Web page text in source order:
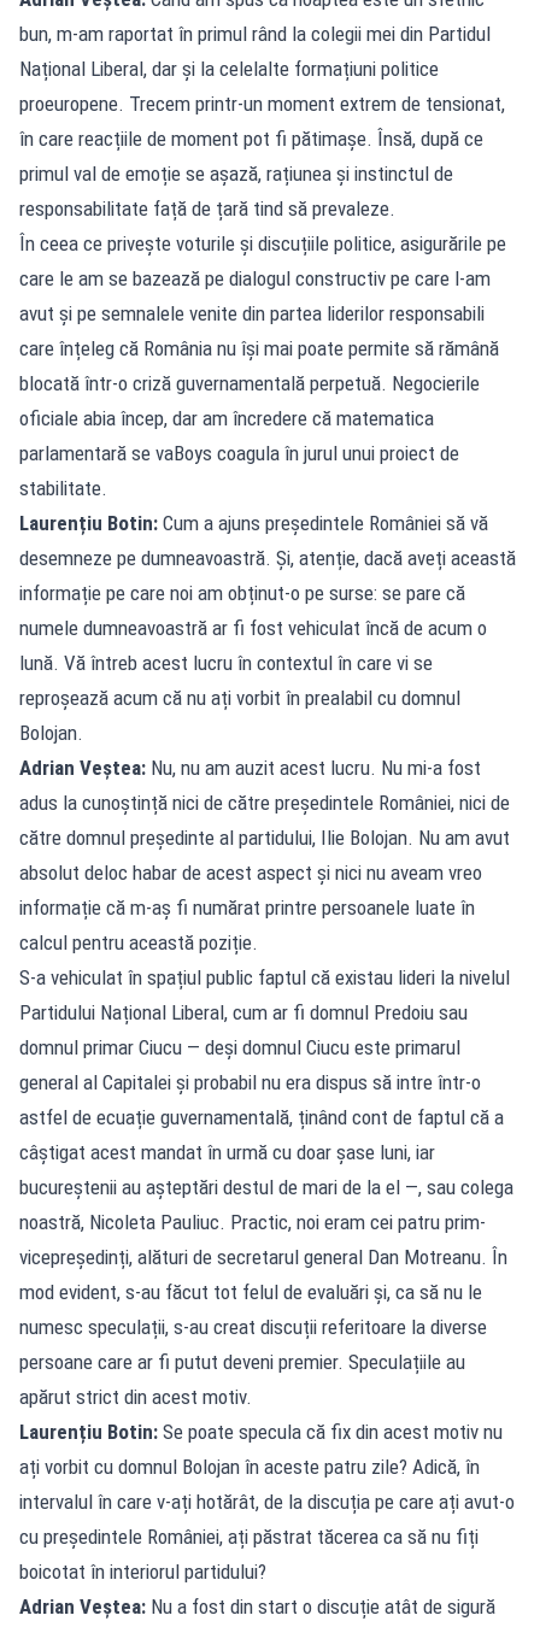
bun, m-am raportat în primul rând la colegii mei din Partidul
Național Liberal, dar și la celelalte formațiuni politice
proeuropene. Trecem printr-un moment extrem de tensionat,
în care reacțiile de moment pot fi pătimașe. Însă, după ce
primul val de emoție se așază, rațiunea și instinctul de
responsabilitate față de țară tind să prevaleze.
În ceea ce privește voturile și discuțiile politice, asigurările pe
care le am se bazează pe dialogul constructiv pe care l-am
avut și pe semnalele venite din partea liderilor responsabili
care înțeleg că România nu își mai poate permite să rămână
blocată într-o criză guvernamentală perpetuă. Negocierile
oficiale abia încep, dar am încredere că matematica
parlamentară se vaBoys coagula în jurul unui proiect de
stabilitate.
Laurențiu Botin: Cum a ajuns președintele României să vă
desemneze pe dumneavoastră. Și, atenție, dacă aveți această
informație pe care noi am obținut-o pe surse: se pare că
numele dumneavoastră ar fi fost vehiculat încă de acum o
lună. Vă întreb acest lucru în contextul în care vi se
reproșează acum că nu ați vorbit în prealabil cu domnul
Bolojan.
Adrian Veștea: Nu, nu am auzit acest lucru. Nu mi-a fost
adus la cunoștință nici de către președintele României, nici de
către domnul președinte al partidului, Ilie Bolojan. Nu am avut
absolut deloc habar de acest aspect și nici nu aveam vreo
informație că m-aș fi numărat printre persoanele luate în
calcul pentru această poziție.
S-a vehiculat în spațiul public faptul că existau lideri la nivelul
Partidului Național Liberal, cum ar fi domnul Predoiu sau
domnul primar Ciucu — deși domnul Ciucu este primarul
general al Capitalei și probabil nu era dispus să intre într-o
astfel de ecuație guvernamentală, ținând cont de faptul că a
câștigat acest mandat în urmă cu doar șase luni, iar
bucureștenii au așteptări destul de mari de la el —, sau colega
noastră, Nicoleta Pauliuc. Practic, noi eram cei patru prim-
vicepreședinți, alături de secretarul general Dan Motreanu. În
mod evident, s-au făcut tot felul de evaluări și, ca să nu le
numesc speculații, s-au creat discuții referitoare la diverse
persoane care ar fi putut deveni premier. Speculațiile au
apărut strict din acest motiv.
Laurențiu Botin: Se poate specula că fix din acest motiv nu
ați vorbit cu domnul Bolojan în aceste patru zile? Adică, în
intervalul în care v-ați hotărât, de la discuția pe care ați avut-o
cu președintele României, ați păstrat tăcerea ca să nu fiți
boicotat în interiorul partidului?
Adrian Veștea: Nu a fost din start o discuție atât de sigură